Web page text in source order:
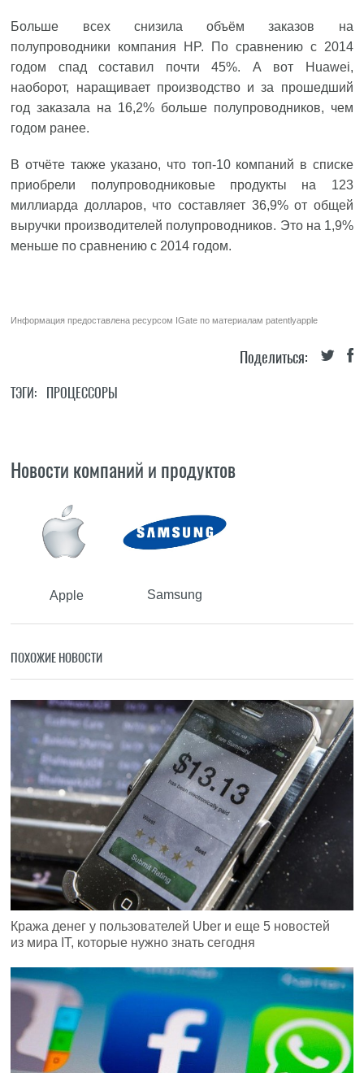
Больше всех снизила объём заказов на
полупроводники компания HP. По сравнению с 2014
годом спад составил почти 45%. А вот Huawei,
наоборот, наращивает производство и за прошедший
год заказала на 16,2% больше полупроводников, чем
годом ранее.
В отчёте также указано, что топ-10 компаний в списке
приобрели полупроводниковые продукты на 123
миллиарда долларов, что составляет 36,9% от общей
выручки производителей полупроводников. Это на 1,9%
меньше по сравнению с 2014 годом.
Информация предоставлена ресурсом IGate по материаламpatentlyapple
Поделиться:
ТЭГИ: ПРОЦЕССОРЫ
Новости компаний и продуктов
Apple Samsung
ПОХОЖИЕ НОВОСТИ
Кража денег у пользователей Uber и еще 5 новостей
из мира IT, которые нужно знать сегодня